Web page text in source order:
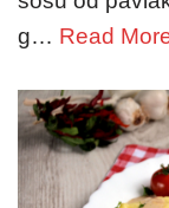
g… Read